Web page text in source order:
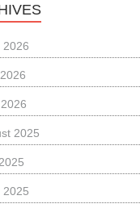
2026
2025
2025